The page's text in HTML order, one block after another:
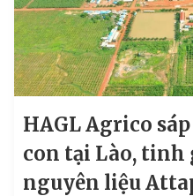
HAGL Agrico
con tại Lào, tinh
nguyên liệu